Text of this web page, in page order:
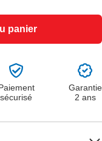
panier
sécurisé
Garantie
2 ans